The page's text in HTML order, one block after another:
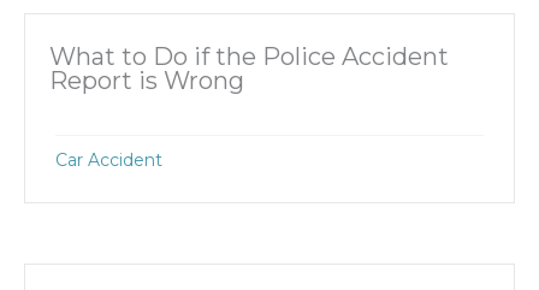
What to Do if the Police Accident
Report is Wrong
Car Accident